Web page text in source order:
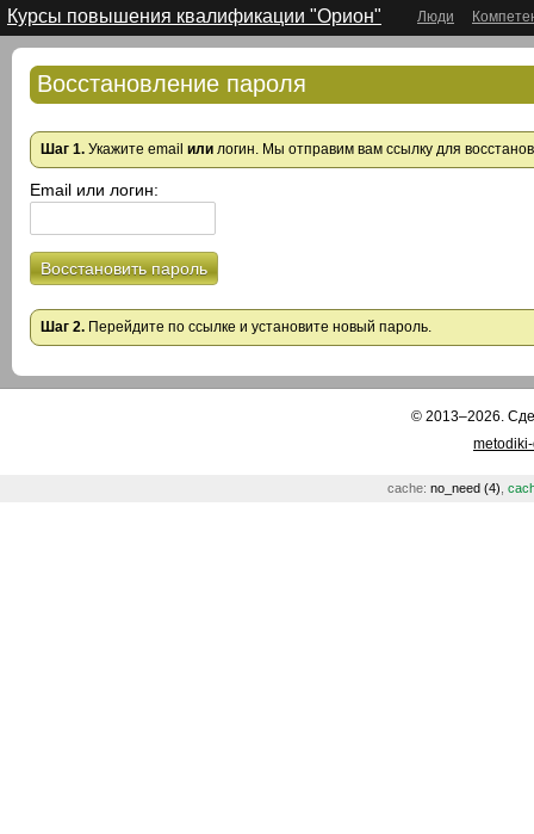
Курсы повышения квалификации "Орион" Люди
Восстановление пароля
Шаг 1. Укажите email или логин. Мы отправим вам ссылку для
Email или логин:
Восстановить пароль
Шаг 2. Перейдите по ссылке и установите новый пароль.
© 2013–2026.
cache: no_need (4)